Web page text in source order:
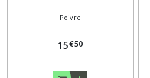
Poivre
15€50